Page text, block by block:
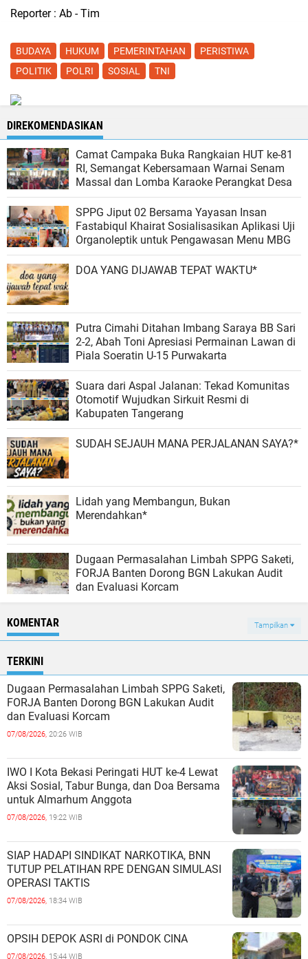
Reporter : Ab - Tim
BUDAYA HUKUM PEMERINTAHAN
PERISTIWA
POLITIK
POLRI SOSIAL TNI
DIREKOMENDASIKAN
Camat Campaka Buka Rangkaian HUT ke-81
RI, Semangat Kebersamaan Warnai Senam
Massal dan Lomba Karaoke Perangkat Desa
SPPG Jiput 02 Bersama Yayasan Insan
Fastabiqul Khairat Sosialisasikan Aplikasi Uji
Organoleptik untuk Pengawasan Menu MBG
DOA YANG DIJAWAB TEPAT WAKTU*
Putra Cimahi Ditahan Imbang Saraya BB Sari
2-2, Abah Toni Apresiasi Permainan Lawan di
Piala Soeratin U-15 Purwakarta
Suara dari Aspal Jalanan: Tekad Komunitas
Otomotif Wujudkan Sirkuit Resmi di
Kabupaten Tangerang
SUDAH SEJAUH MANA PERJALANAN SAYA?*
Lidah yang Membangun, Bukan
Merendahkan*
Dugaan Permasalahan Limbah SPPG Saketi,
FORJA Banten Dorong BGN Lakukan Audit
dan Evaluasi Korcam
KOMENTAR Tampilkan
TERKINI
Dugaan Permasalahan Limbah SPPG Saketi,
FORJA Banten Dorong BGN Lakukan Audit
dan Evaluasi Korcam
07/08/2026, 20:26 WIB
IWO I Kota Bekasi Peringati HUT ke-4 Lewat
Aksi Sosial, Tabur Bunga, dan Doa Bersama
untuk Almarhum Anggota
07/08/2026, 19:22 WIB
SIAP HADAPI SINDIKAT NARKOTIKA, BNN
TUTUP PELATIHAN RPE DENGAN SIMULASI
OPERASI TAKTIS
07/08/2026, 18:34 WIB
OPSIH DEPOK ASRI di PONDOK CINA
07/08/2026, 15:44 WIB